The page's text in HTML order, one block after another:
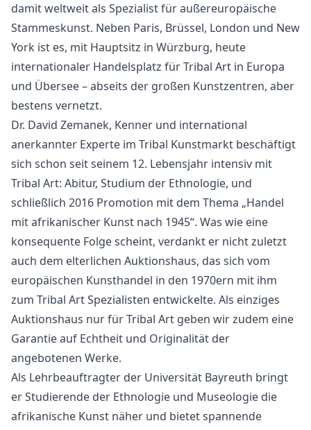
damit weltweit als Spezialist für außereuropäische
Stammeskunst. Neben Paris, Brüssel, London und New
York ist es, mit Hauptsitz in Würzburg, heute
internationaler Handelsplatz für Tribal Art in Europa
und Übersee – abseits der großen Kunstzentren, aber
bestens vernetzt.
Dr. David Zemanek, Kenner und international
anerkannter Experte im Tribal Kunstmarkt beschäftigt
sich schon seit seinem 12. Lebensjahr intensiv mit
Tribal Art: Abitur, Studium der Ethnologie, und
schließlich 2016 Promotion mit dem Thema „Handel
mit afrikanischer Kunst nach 1945“. Was wie eine
konsequente Folge scheint, verdankt er nicht zuletzt
auch dem elterlichen Auktionshaus, das sich vom
europäischen Kunsthandel in den 1970ern mit ihm
zum Tribal Art Spezialisten entwickelte. Als einziges
Auktionshaus nur für Tribal Art geben wir zudem eine
Garantie auf Echtheit und Originalität der
angebotenen Werke.
Als Lehrbeauftragter der Universität Bayreuth bringt
er Studierende der Ethnologie und Museologie die
afrikanische Kunst näher und bietet spannende